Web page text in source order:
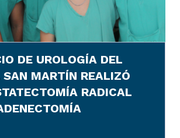
DE UROLOGÍA DEL
SAN MARTÍN REALIZÓ
RADICAL